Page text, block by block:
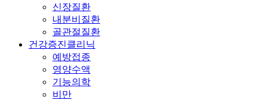
신장질환
내분비질환
골관절질환
건강증진클리닉
예방접종
영양수액
기능의학
비만